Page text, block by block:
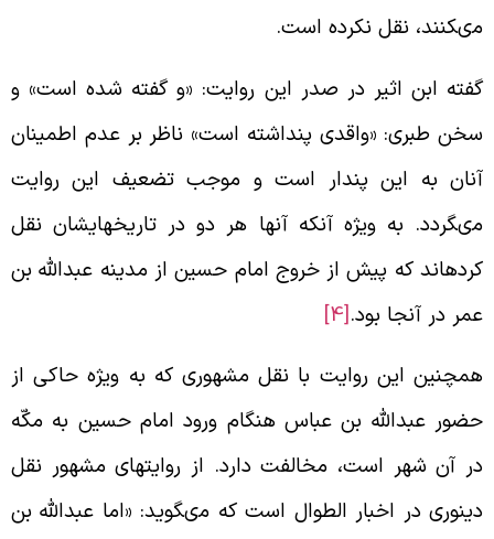
نقل نكرده است.
ابن اثير در صدر اين روايت: «و گفته شده است» و
طبرى: «واقدى پنداشته است» ناظر بر عدم اطمينان
به اين پندار است و موجب تضعيف اين روايت
به ويژه آن‏كه آن‏ها هر دو در تاريخ‏هايشان نقل
كه پيش از خروج امام حسين از مدينه عبدالله بن
در آن‏جا بود.[4]
اين روايت با نقل مشهورى كه به ويژه حاكى از
عبدالله بن عباس هنگام ورود امام حسين به مكّه
آن شهر است، مخالفت دارد. از روايت‏هاى مشهور نقل
در اخبار الطوال است كه مى‏گويد: «اما عبدالله بن